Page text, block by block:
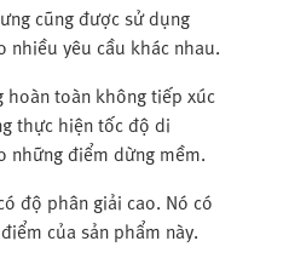
cũng được sử dụng
nhiều yêu cầu khác nhau.
toàn không tiếp xúc
thực hiện tốc độ di
những điểm dừng mềm.
độ phân giải cao. Nó có
của sản phẩm này.